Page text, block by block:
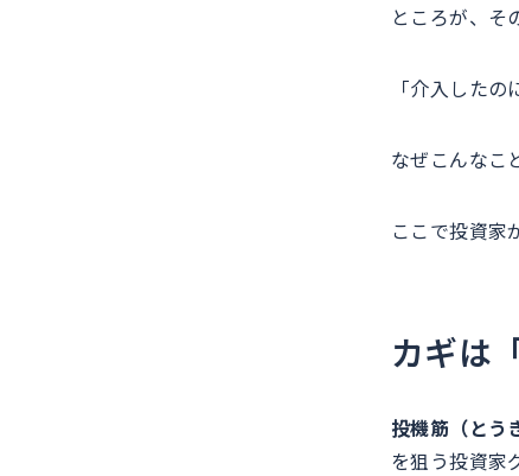
ところが、そ
「介入したの
なぜこんなこ
ここで投資家
カギは
投機筋（とう
を狙う投資家